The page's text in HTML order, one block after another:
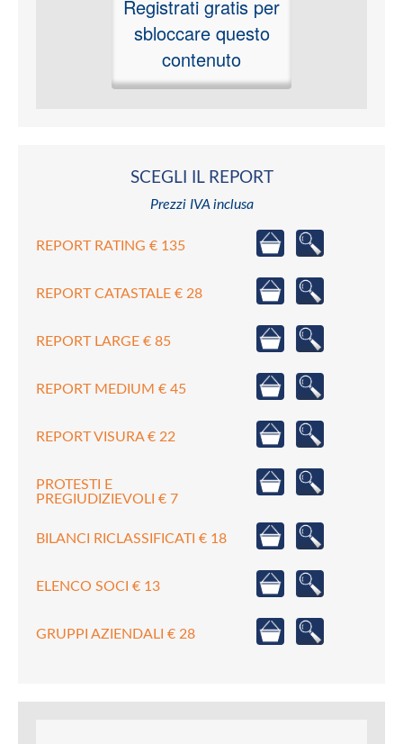
Registrati gratis per
sbloccare questo
contenuto
SCEGLI IL REPORT
Prezzi IVA inclusa
REPORT RATING € 135
REPORT CATASTALE € 28
REPORT LARGE € 85
REPORT MEDIUM € 45
REPORT VISURA € 22
PROTESTI E
PREGIUDIZIEVOLI € 7
BILANCI RICLASSIFICATI € 18
ELENCO SOCI € 13
GRUPPI AZIENDALI € 28